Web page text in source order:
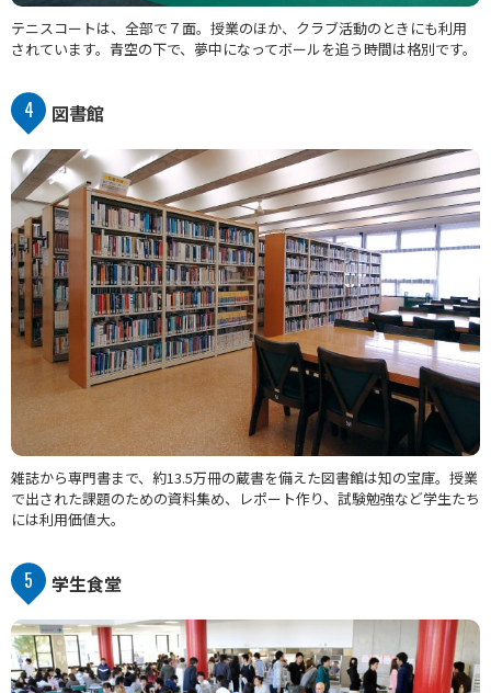
テニスコートは、全部で７面。授業のほか、クラブ活動のときにも利用
されています。青空の下で、夢中になってボールを追う時間は格別です。
4 図書館
雑誌から専門書まで、約13.5万冊の蔵書を備えた図書館は知の宝庫。授業
で出された課題のための資料集め、レポート作り、試験勉強など学生たち
には利用価値大。
5 学生食堂